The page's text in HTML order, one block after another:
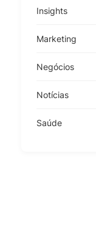
Insights
Marketing
Negócios
Notícias
Saúde